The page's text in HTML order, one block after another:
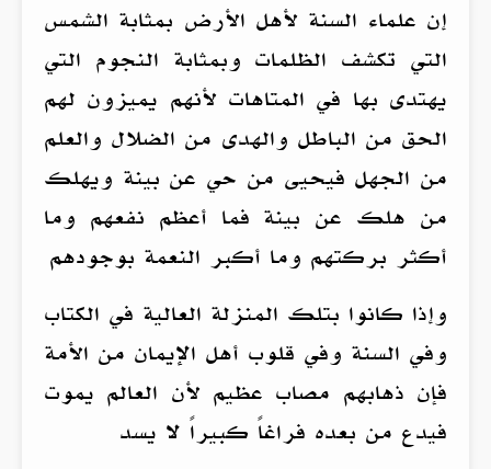
إن علماء السنة لأهل الأرض بمثابة الشمس
التي تكشف الظلمات وبمثابة النجوم التي
يهتدى بها في المتاهات لأنهم يميزون لهم
الحق من الباطل والهدى من الضلال والعلم
من الجهل فيحيى من حي عن بينة ويهلك
من هلك عن بينة فما أعظم نفعهم وما
أكثر بركتهم وما أكبر النعمة بوجودهم
وإذا كانوا بتلك المنزلة العالية في الكتاب
وفي السنة وفي قلوب أهل الإيمان من الأمة
فإن ذهابهم مصاب عظيم لأن العالم يموت
فيدع من بعده فراغاً كبيراً لا يسد